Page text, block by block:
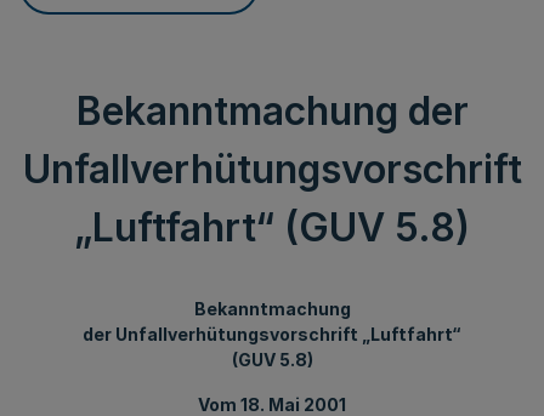
Bekanntmachung der
Unfallverhütungsvorschrift
„Luftfahrt“ (GUV 5.8)
Bekanntmachung
der Unfallverhütungsvorschrift „Luftfahrt“
(GUV 5.8)
Vom 18. Mai 2001